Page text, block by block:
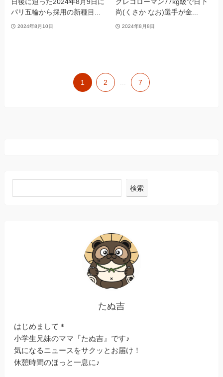
日後に迫った2024年8月9日に
パリ五輪から採用の新種目...
2024年8月10日
グレコローマン77kg級で日下
尚(くさか なお)選手が金...
2024年8月8日
1 2 ... 7
検索
たぬ吉
はじめまして＊
小学生兄妹のママ『たぬ吉』です♪
気になるニュースをサクッとお届け！
休憩時間のほっと一息に♪